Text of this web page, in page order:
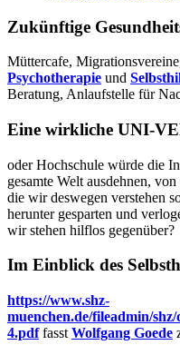
Zukünftige
Müttercafe,
Psychotherapie und
Beratung, Anlaufstelle für
Eine wirkliche UNI-
oder Hochschule würde die
gesamte Welt ausdehnen,
die wir deswegen verstehen
herunter gesparten und
wir stehen hilflos gegenüber?
Im Einblick des
https://www.shz-
muenchen.de/fileadmin/
4.pdf fasst Wolfgang Goede